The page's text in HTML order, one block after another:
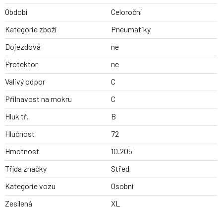
Období
Celoroční
Kategorie zboží
Pneumatiky
Dojezdová
ne
Protektor
ne
Valivý odpor
C
Přilnavost na mokru
C
Hluk tř.
B
Hlučnost
72
Hmotnost
10.205
Třída značky
Střed
Kategorie vozu
Osobní
Zesílená
XL